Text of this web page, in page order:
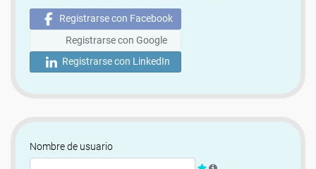
Registrarse con Facebook
Registrarse con Google
Registrarse con LinkedIn
Nombre de usuario